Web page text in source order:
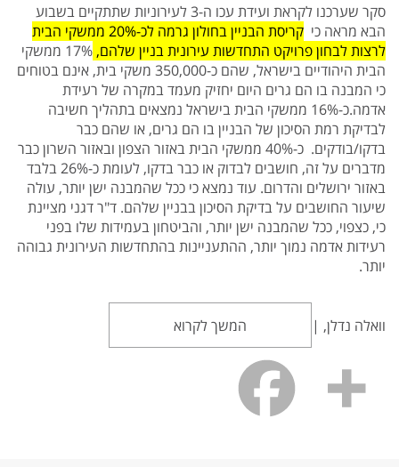
סקר שערכנו לקראת ועידת עכו ה-3 לעירוניות שתתקיים בשבוע
הבא מראה כי
קריסת הבניין בחולון גרמה לכ-20% ממשקי הבית
לרצות לבחון פרויקט התחדשות עירונית בניין שלהם,
17% ממשקי
הבית היהודיים בישראל, שהם כ-350,000 משקי בית, אינם בטוחים
כי המבנה בו הם גרים היום יחזיק מעמד במקרה של רעידת
אדמה.כ-16% ממשקי הבית בישראל נמצאים בתהליך חשיבה
לבדיקת רמת הסיכון של הבניין בו הם גרים, או שהם כבר
בדקו/בודקים. כ-40% ממשקי הבית באזור הצפון ובאזור השרון כבר
מדברים על זה, חושבים לבדוק או כבר בדקו, לעומת כ-26% בלבד
באזור ירושלים והדרום. עוד נמצא כי ככל שהמבנה ישן יותר, עולה
שיעור החושבים על בדיקת הסיכון בבניין שלהם. ד"ר דגני מציינת
כי, כצפוי, ככל שהמבנה ישן יותר, והביטחון בעמידות שלו בפני
רעידות אדמה נמוך יותר, ההתעניינות בהתחדשות העירונית גבוהה
יותר.
וואלה נדלן, | המשך לקרוא